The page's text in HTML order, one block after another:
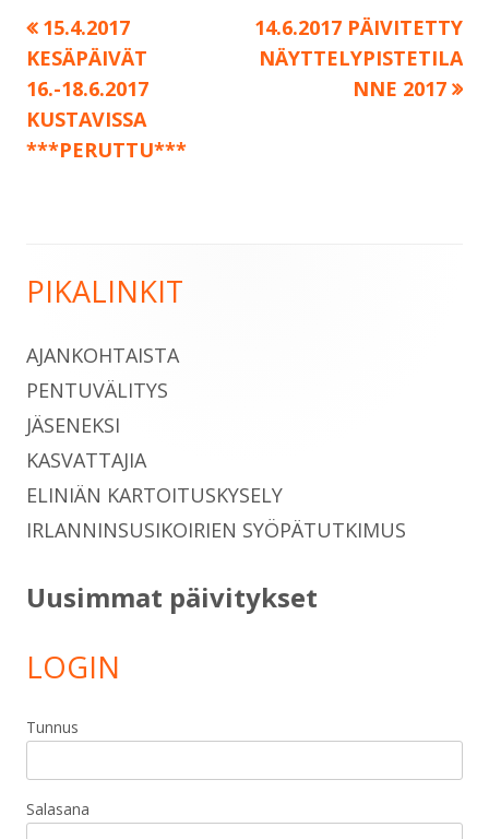
Artikkelien
selaus
Edellinen:
15.4.2017
KESÄPÄIVÄT
16.-18.6.2017
KUSTAVISSA
***PERUTTU***
Seuraava:
14.6.2017 PÄIVITETTY
NÄYTTELYPISTETILA
NNE 2017
Sivupalkki
PIKALINKIT
AJANKOHTAISTA
PENTUVÄLITYS
JÄSENEKSI
KASVATTAJIA
ELINIÄN KARTOITUSKYSELY
IRLANNINSUSIKOIRIEN SYÖPÄTUTKIMUS
Uusimmat päivitykset
LOGIN
Tunnus
Salasana